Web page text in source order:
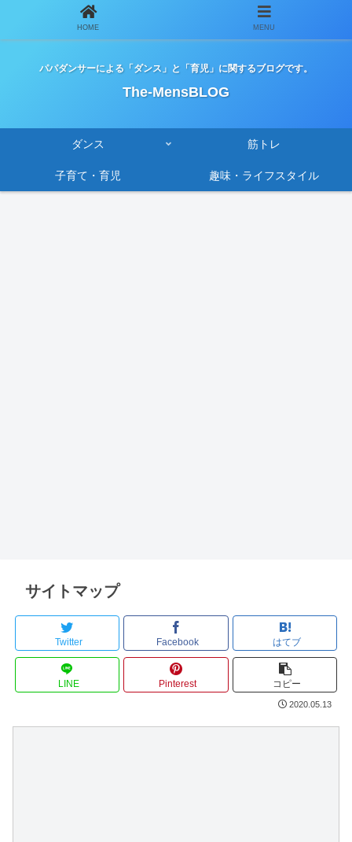
パパダンサーによる「ダンス」と「育児」に関するブログです。
The-MensBLOG
ダンス 筋トレ
子育て・育児 趣味・ライフスタイル
サイトマップ
Twitter Facebook はてブ
LINE Pinterest コピー
2020.05.13
HOME MENU